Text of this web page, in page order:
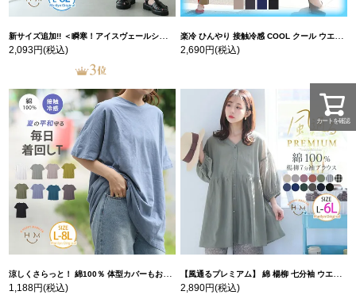
新サイズ追加!! ＜瞬寒！アイスヴェールシリーズ＞ 美脚 ジョガーパンツ 【ウェストゴム】 【ストレッチ】 | 大きいサイズの通販ならハッピーマリリン
2,093円(税込)
楽冷 ひんやり 接触冷感 COOL クール ウエストゴム 楽ちん ストレッチ 美脚 レギパン 【ストレッチ】 | 大きいサイズの通販ならハッピーマリリン
2,690円(税込)
涼しくさらっと！ 綿100％ 体型カバーもお洒落も叶える 風合いコットン ゆるシルエット ドルマン | 大きいサイズの通販ならハッピーマリリン
1,188円(税込)
【風通るプレミアム】 綿 楊柳 七分袖 ウエストギャザー ブラウス | 大きいサイズの通販ならハッピーマリリン
2,890円(税込)
カートを確認